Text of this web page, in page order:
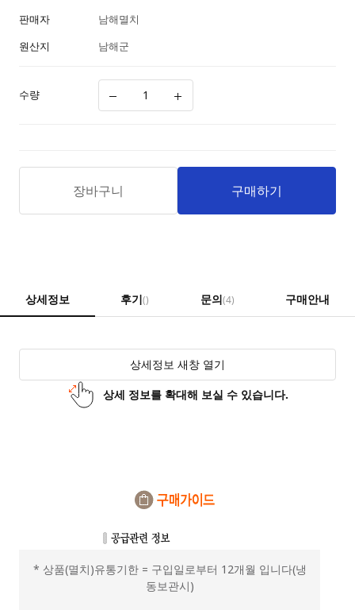
판매자
남해멸치
원산지
남해군
수량
장바구니 구매하기
상세정보 후기() 문의(4) 구매안내
상세정보 새창 열기
상세 정보를 확대해 보실 수 있습니다.
* 상품(멸치)유통기한 = 구입일로부터 12개월 입니다(냉
동보관시)